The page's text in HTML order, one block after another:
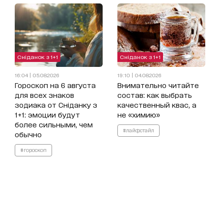
Сніданок з 1+1
16:04 | 05.08.2026
Гороскоп на 6 августа
для всех знаков
зодиака от Сніданку з
1+1: эмоции будут
более сильными, чем
обычно
#гороскоп
Сніданок з 1+1
19:10 | 04.08.2026
Внимательно читайте
состав: как выбрать
качественный квас, а
не «химию»
#лайфстайл